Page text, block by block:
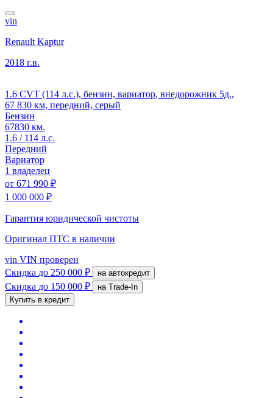
vin
Renault Kaptur
2018 г.в.
1.6 CVT (114 л.с.), бензин, вариатор, внедорожник 5д.,
67 830 км, передний, серый
Бензин
67830 км.
1.6 / 114 л.с.
Передний
Вариатор
1 владелец
от 671 990 ₽
1 000 000 ₽
Гарантия юридической чистоты
Оригинал ПТС в наличии
vin VIN проверен
Скидка до 250 000 ₽ на автокредит
Скидка до 150 000 ₽
на Trade-In
Купить в кредит